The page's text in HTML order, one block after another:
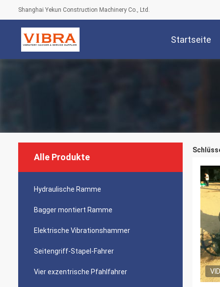
Shanghai Yekun Construction Machinery Co., Ltd.
Startseite
Alle Produkte
Hydraulische Ramme
Bagger montiert Ramme
Elektrische Vibrationshammer
Seitengriff-Stapel-Fahrer
Vier exzentrische Pfahlfahrer